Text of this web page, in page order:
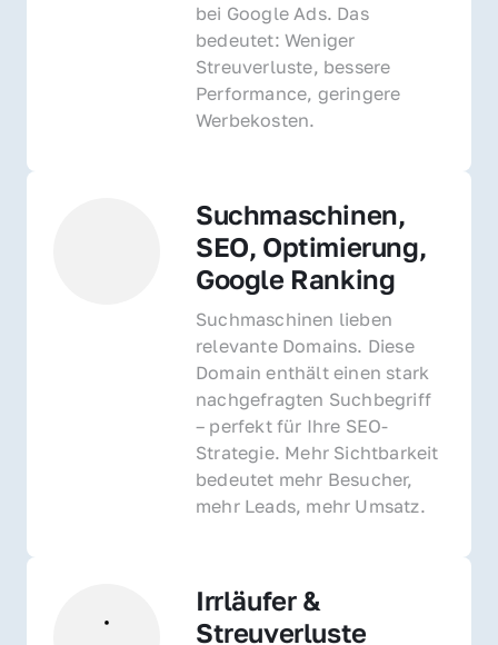
bei Google Ads. Das
bedeutet: Weniger
Streuverluste, bessere
Performance, geringere
Werbekosten.
Suchmaschinen,
SEO, Optimierung,
Google Ranking
Suchmaschinen lieben
relevante Domains. Diese
Domain enthält einen stark
nachgefragten Suchbegriff
– perfekt für Ihre SEO-
Strategie. Mehr Sichtbarkeit
bedeutet mehr Besucher,
mehr Leads, mehr Umsatz.
Irrläufer &
Streuverluste